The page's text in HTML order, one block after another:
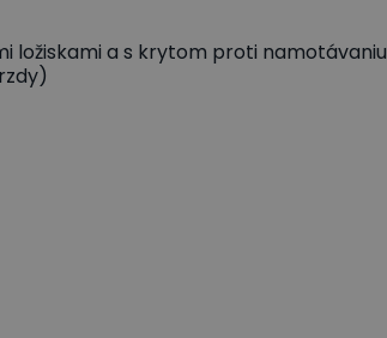
ložiskami a s krytom proti namotávaniu